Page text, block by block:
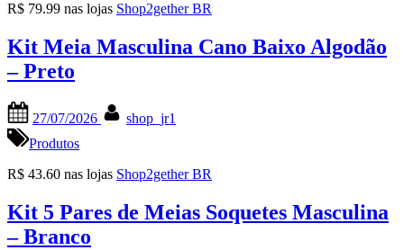
R$ 79.99 nas lojas Shop2gether BR
Kit Meia Masculina Cano Baixo Algodão
– Preto
on
27/07/2026
shop_jr1
Produtos
R$ 43.60 nas lojas Shop2gether BR
Kit 5 Pares de Meias Soquetes Masculina
– Branco